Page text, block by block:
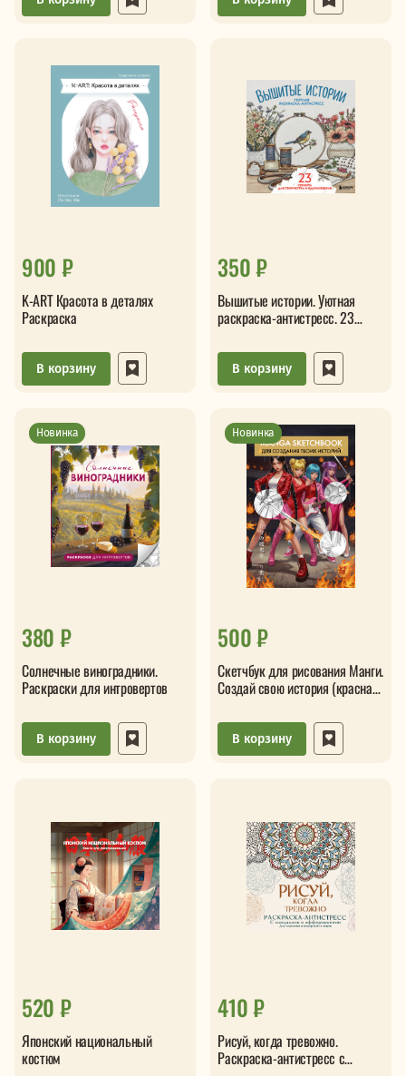
900 ₽
K-ART Красота в деталях
Раскраска
В корзину
350 ₽
Вышитые истории. Уютная
раскраска-антистресс. 23
В корзину
Новинка
380 ₽
Солнечные виноградники.
Раскраски для интровертов
В корзину
Новинка
500 ₽
Скетчбук для рисования Манги.
Создай свою история (красная
В корзину
520 ₽
Японский национальный
костюм
410 ₽
Рисуй, когда тревожно.
Раскраска-антистресс с